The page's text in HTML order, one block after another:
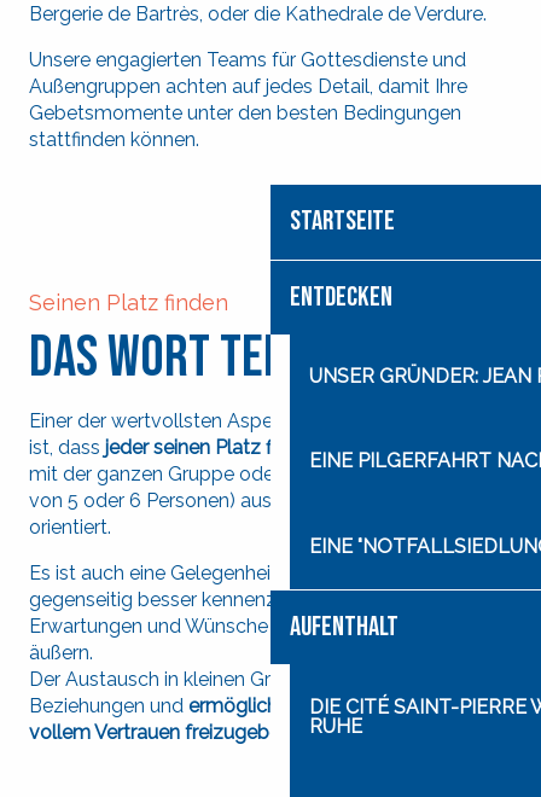
STARTSEITE
ENTDECKEN
UNSER GRÜNDER: JEAN
EINE PILGERFAHRT
EINE
AUFENTHALT
DIE CITÉ SAINT-PIERRE
RUHE
Bergerie de Bartrès, oder die Kathedrale de Verdure.
Unsere engagierten Teams für Gottesdienste und
Außengruppen achten auf jedes Detail, damit Ihre
Gebetsmomente unter den besten Bedingungen
stattfinden können.
Seinen Platz finden
Das Wort teilen
Einer der wertvollsten Aspekte der Reise der Hoffnung
ist, dass jeder seinen Platz finden kann,indem er sich
mit der ganzen Gruppe oder in Fraternitäten (Gruppen
von 5 oder 6 Personen) austauscht und sich neu
orientiert.
Es ist auch eine Gelegenheit, sich vorzustellen, sich
gegenseitig besser kennenzulernen und seine
Erwartungen und Wünsche für den Aufenthalt zu
äußern.
Der Austausch in kleinen Gruppen stärkt die
Beziehungen und ermöglicht es jedem, seine Worte in
vollem Vertrauen freizugeben